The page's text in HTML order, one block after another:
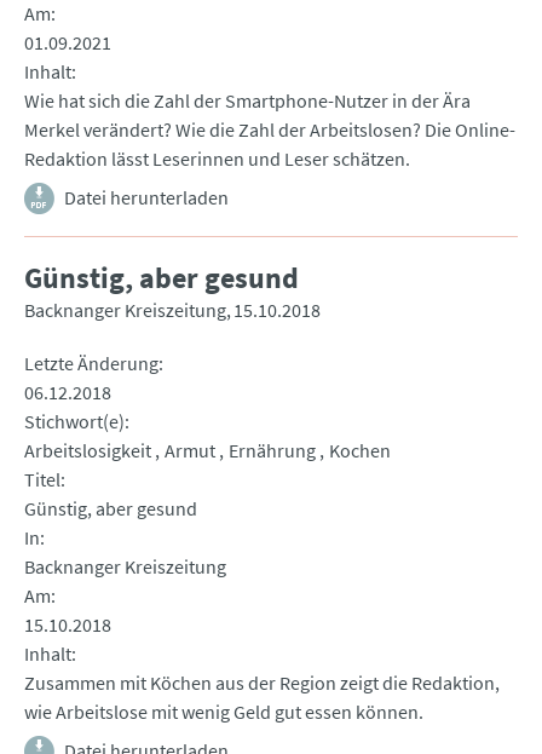
Am
01.09.2021
Inhalt
Wie hat sich die Zahl der Smartphone-Nutzer in der Ära
Merkel verändert? Wie die Zahl der Arbeitslosen? Die Online-
Redaktion lässt Leserinnen und Leser schätzen.
Datei herunterladen
Günstig, aber gesund
Backnanger Kreiszeitung 15.10.2018
Letzte Änderung
06.12.2018
Stichwort(e)
Arbeitslosigkeit Armut Ernährung Kochen
Titel
Günstig, aber gesund
In
Backnanger Kreiszeitung
Am
15.10.2018
Inhalt
Zusammen mit Köchen aus der Region zeigt die Redaktion,
wie Arbeitslose mit wenig Geld gut essen können.